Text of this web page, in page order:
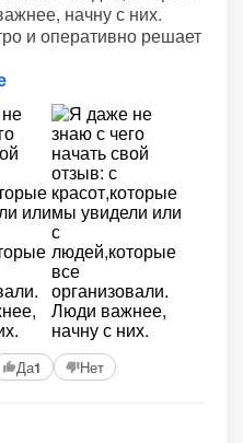
начну с них.
и оперативно решает
Да1 Нет